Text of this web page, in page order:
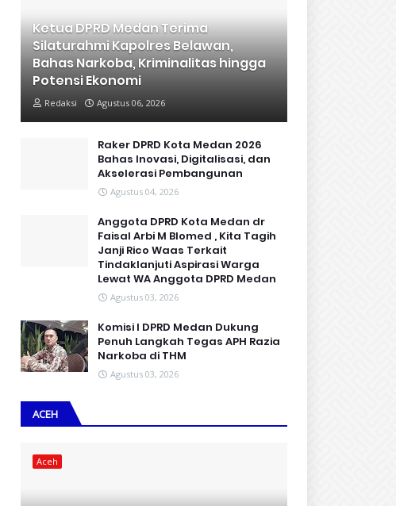
Ketua DPRD Medan Terima
Silaturahmi Kapolres Belawan,
Bahas Narkoba, Kriminalitas hingga
Potensi Ekonomi
Redaksi Agustus 06, 2026
Raker DPRD Kota Medan 2026
Bahas Inovasi, Digitalisasi, dan
Akselerasi Pembangunan
Agustus 04, 2026
Anggota DPRD Kota Medan dr
Faisal Arbi M Blomed , Kita Tagih
Janji Rico Waas Terkait
Tindaklanjuti Aspirasi Warga
Lewat WA Anggota DPRD Medan
Agustus 03, 2026
Komisi I DPRD Medan Dukung
Penuh Langkah Tegas APH Razia
Narkoba di THM
Agustus 03, 2026
ACEH
Aceh